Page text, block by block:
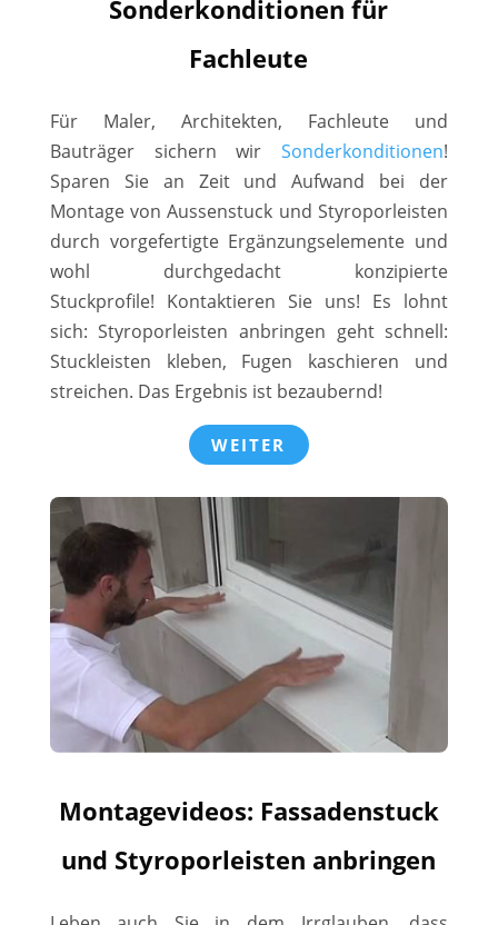
Sonderkonditionen für
Fachleute
Für Maler, Architekten, Fachleute und
Bauträger sichern wirSonderkonditionen!
Sparen Sie an Zeit und Aufwand bei der
Montage von Aussenstuck und Styroporleisten
durch vorgefertigte Ergänzungselemente und
wohl durchgedacht konzipierte
Stuckprofile! Kontaktieren Sie uns! Es lohnt
sich: Styroporleisten anbringen geht schnell:
Stuckleisten kleben, Fugen kaschieren und
streichen. Das Ergebnis ist bezaubernd!
WEITER
Montagevideos: Fassadenstuck
und Styroporleisten anbringen